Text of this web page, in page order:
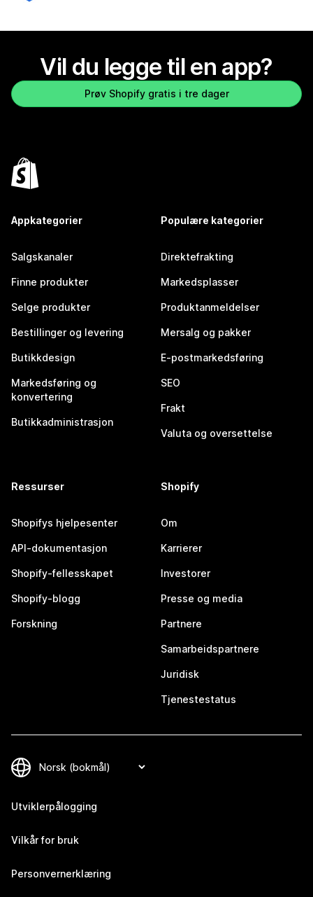
Vil du legge til en app?
Prøv Shopify gratis i tre dager
Appkategorier
Salgskanaler
Finne produkter
Selge produkter
Bestillinger og levering
Butikkdesign
Markedsføring og
konvertering
Butikkadministrasjon
Populære kategorier
Direktefrakting
Markedsplasser
Produktanmeldelser
Mersalg og pakker
E-postmarkedsføring
SEO
Frakt
Valuta og oversettelse
Ressurser
Shopifys hjelpesenter
API-dokumentasjon
Shopify-fellesskapet
Shopify-blogg
Forskning
Shopify
Om
Karrierer
Investorer
Presse og media
Partnere
Samarbeidspartnere
Juridisk
Tjenestestatus
Utviklerpålogging
Vilkår for bruk
Personvernerklæring